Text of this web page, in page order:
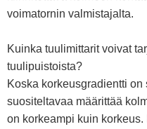
voimatornin valmistajalta.
Kuinka tuulimittarit voivat
tuulipuistoista?
Koska korkeusgradientti
suositeltavaa määrittää
on korkeampi kuin